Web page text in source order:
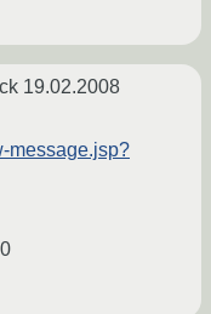
19.02.2008
message.jsp?